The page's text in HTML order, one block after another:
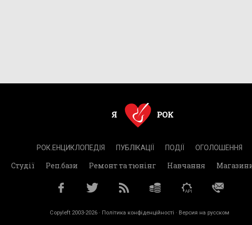
РОК.ЕНЦИКЛОПЕДІЯ ПУБЛІКАЦІЇ ПОДІЇ ОГОЛОШЕННЯ
Студії Реп.бази Ремонт та тюнінг Навчання
Copyleft 2003-2026 · Політика конфіденційності · Версия на русском